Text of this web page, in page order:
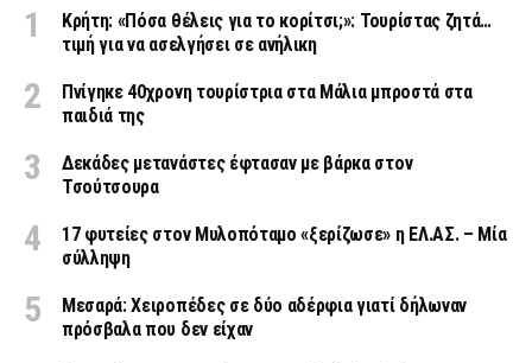
Κρήτη: «Πόσα θέλεις για το κορίτσι;»: Τουρίστας ζητά…
τιμή για να ασελγήσει σε ανήλικη
Πνίγηκε 40χρονη τουρίστρια στα Μάλια μπροστά στα
παιδιά της
Δεκάδες μετανάστες έφτασαν με βάρκα στον
Τσούτσουρα
17 φυτείες στον Μυλοπόταμο «ξερίζωσε» η ΕΛ.ΑΣ. – Μία
σύλληψη
Μεσαρά: Χειροπέδες σε δύο αδέρφια γιατί δήλωναν
πρόσβαλα που δεν είχαν